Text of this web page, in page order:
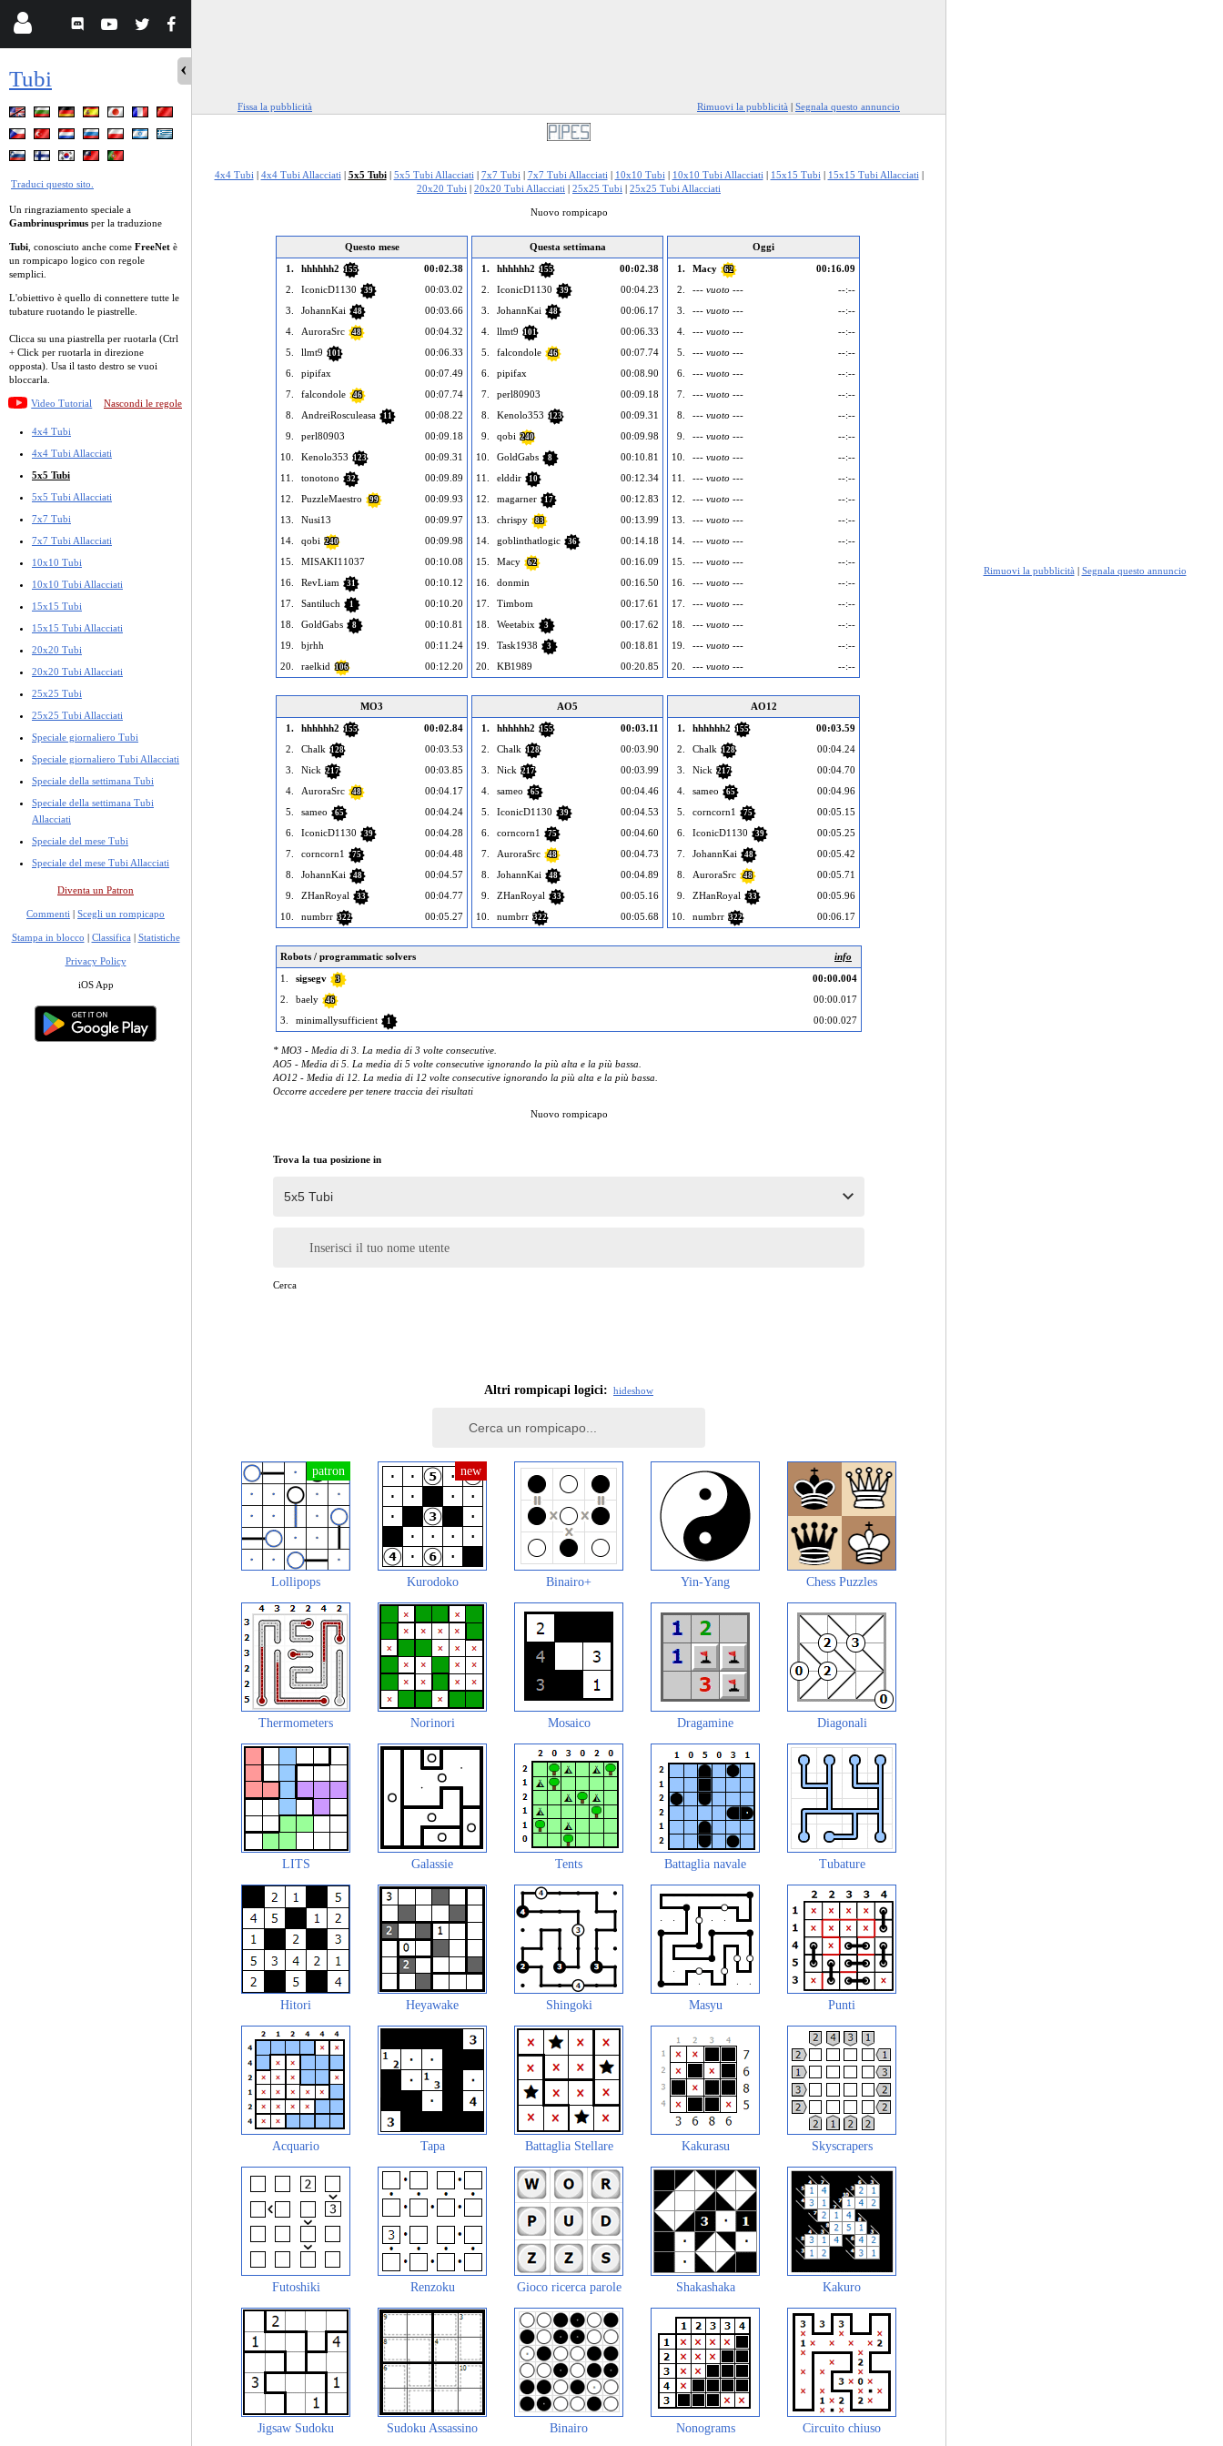
Tubi
Traduci questo sito.
Un ringraziamento speciale a
Gambrinusprimus per la traduzione
Tubi , conosciuto anche come FreeNet è
un rompicapo logico con regole
semplici.
L'obiettivo è quello di connettere tutte le
tubature ruotando le piastrelle.
Clicca su una piastrella per ruotarla (Ctrl
+ Click per ruotarla in direzione
opposta). Usa il tasto destro se vuoi
bloccarla.
Video Tutorial Nascondi le regole
4x4 Tubi
4x4 Tubi Allacciati
5x5 Tubi
5x5 Tubi Allacciati
7x7 Tubi
7x7 Tubi Allacciati
10x10 Tubi
10x10 Tubi Allacciati
15x15 Tubi
15x15 Tubi Allacciati
20x20 Tubi
20x20 Tubi Allacciati
25x25 Tubi
25x25 Tubi Allacciati
Speciale giornaliero Tubi
Speciale giornaliero Tubi Allacciati
Speciale della settimana Tubi
Speciale della settimana Tubi
Allacciati
Speciale del mese Tubi
Speciale del mese Tubi Allacciati
Diventa un Patron
Commenti | Scegli un rompicapo
Stampa in blocco | Classifica | Statistiche
Privacy Policy
iOS App
Fissa la pubblicità Rimuovi la pubblicità | Segnala questo annuncio
4x4 Tubi | 4x4 Tubi Allacciati | 5x5 Tubi| 5x5 Tubi Allacciati | 7x7 Tubi | 7x7 Tubi Allacciati | 10x10 Tubi | 10x10 Tubi Allacciati | 15x15 Tubi | 15x15 Tubi Allacciati |
20x20 Tubi | 20x20 Tubi Allacciati | 25x25 Tubi | 25x25 Tubi Allacciati
Nuovo rompicapo
Questo mese
1.
hhhhhh2 155
00:02.38
2.
IconicD1130 39
00:03.02
3.
JohannKai 48
00:03.66
4.
AuroraSrc 48
00:04.32
5.
llmt9 101
00:06.33
6.
pipifax
00:07.49
7.
falcondole 46
00:07.74
8.
AndreiRosculeasa 11
00:08.22
9.
perl80903
00:09.18
10.
Kenolo353 123
00:09.31
11.
tonotono 32
00:09.89
12.
PuzzleMaestro 99
00:09.93
13.
Nusi13
00:09.97
14.
qobi 240
00:09.98
15.
MISAKI11037
00:10.08
16.
RevLiam 31
00:10.12
17.
Santiluch 1
00:10.20
18.
GoldGabs 8
00:10.81
19.
bjrhh
00:11.24
20.
raelkid 106 00:12.20
Questa settimana
1.
hhhhhh2 155
00:02.38
2.
IconicD1130 39
00:04.23
3.
JohannKai 48
00:06.17
4.
llmt9 101
00:06.33
5.
falcondole 46
00:07.74
6.
pipifax
00:08.90
7.
perl80903
00:09.18
8.
Kenolo353 123
00:09.31
9.
qobi 240
00:09.98
10.
GoldGabs 8
00:10.81
11.
elddir 10
00:12.34
12.
magarner 17
00:12.83
13.
chrispy 83
00:13.99
14.
goblinthatlogic 36
00:14.18
15.
Macy 62
00:16.09
16.
donmin
00:16.50
17.
Timbom
00:17.61
18.
Weetabix 3
00:17.62
19.
Task1938 3
00:18.81
20.
KB1989 00:20.85
Oggi
1.
Macy 62
00:16.09
2.
--- vuoto ---
--:--
3.
--- vuoto ---
--:--
4.
--- vuoto ---
--:--
5.
--- vuoto ---
--:--
6.
--- vuoto ---
--:--
7.
--- vuoto ---
--:--
8.
--- vuoto ---
--:--
9.
--- vuoto ---
--:--
10.
--- vuoto ---
--:--
11.
--- vuoto ---
--:--
12.
--- vuoto ---
--:--
13.
--- vuoto ---
--:--
14.
--- vuoto ---
--:--
15.
--- vuoto ---
--:--
16.
--- vuoto ---
--:--
17.
--- vuoto ---
--:--
18.
--- vuoto ---
--:--
19.
--- vuoto ---
--:--
20.
--- vuoto --- --:--
MO3
1.
hhhhhh2 155
00:02.84
2.
Chalk 128
00:03.53
3.
Nick 217
00:03.85
4.
AuroraSrc 48
00:04.17
5.
sameo 65
00:04.24
6.
IconicD1130 39
00:04.28
7.
corncorn1 75
00:04.48
8.
JohannKai 48
00:04.57
9.
ZHanRoyal 33
00:04.77
10.
numbrr 322 00:05.27
AO5
1.
hhhhhh2 155
00:03.11
2.
Chalk 128
00:03.90
3.
Nick 217
00:03.99
4.
sameo 65
00:04.46
5.
IconicD1130 39
00:04.53
6.
corncorn1 75
00:04.60
7.
AuroraSrc 48
00:04.73
8.
JohannKai 48
00:04.89
9.
ZHanRoyal 33
00:05.16
10.
numbrr 322 00:05.68
AO12
1.
hhhhhh2 155
00:03.59
2.
Chalk 128
00:04.24
3.
Nick 217
00:04.70
4.
sameo 65
00:04.96
5.
corncorn1 75
00:05.15
6.
IconicD1130 39
00:05.25
7.
JohannKai 48
00:05.42
8.
AuroraSrc 48
00:05.71
9.
ZHanRoyal 33
00:05.96
10.
numbrr 322 00:06.17
Robots / programmatic solvers
info
1.
sigsegv 3
00:00.004
2.
baely 46
00:00.017
3.
minimallysufficient 1 00:00.027
* MO3 - Media di 3. La media di 3 volte consecutive.
AO5 - Media di 5. La media di 5 volte consecutive ignorando la più alta e la più bassa.
AO12 - Media di 12. La media di 12 volte consecutive ignorando la più alta e la più bassa.
Occorre accedere per tenere traccia dei risultati
Nuovo rompicapo
Trova la tua posizione in
Inserisci il tuo nome utente
Cerca
Altri rompicapi logici: hideshow
Lollipops Kurodoko Binairo+ Yin-Yang Chess Puzzles
Thermometers Norinori Mosaico Dragamine Diagonali
LITS Galassie Tents Battaglia navale Tubature
Hitori Heyawake Shingoki Masyu Punti
Acquario Tapa Battaglia Stellare Kakurasu Skyscrapers
Futoshiki Renzoku Gioco ricerca parole Shakashaka Kakuro
Jigsaw Sudoku Sudoku Assassino Binairo Nonograms Circuito chiuso
Rimuovi la pubblicità | Segnala questo annuncio